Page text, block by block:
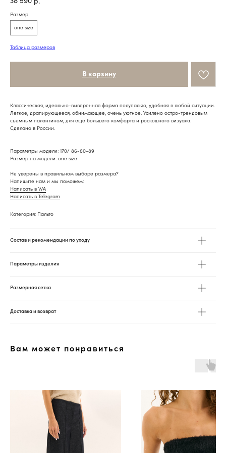
Размер
one size
Таблица размеров
В корзину
Классическая, идеально-выверенная форма полупальто, удобная в любой ситуации.
Легкое, драпирующееся, обнимающее, очень уютное. Усилено остро-трендовым
съемным палантином, для еще большего комфорта и роскошного визуала.
Сделано в России.
Параметры модели: 170/ 86-60-89
Размер на модели: one size
Не уверены в правильном выборе размера?
Напишите нам и мы поможем:
Написать в WA
Написать в Telegram
Категория: Пальто
Состав и рекомендации по уходу
Параметры изделия
Размерная сетка
Доставка и возврат
Вам может понравиться
*